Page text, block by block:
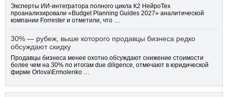
Эксперты ИИ-интегратора полного цикла К2 НейроТех
проанализировали «Budget Planning Guides 2027» аналитической
компании Forrester и отметили, что …
30% — рубеж, выше которого продавцы бизнеса редко
обсуждают скидку
Продавцы бизнеса менее охотно обсуждают снижение стоимости
более чем на 30% по итогам due diligence, отмечают в юридической
фирме Orlova\Ermolenko …